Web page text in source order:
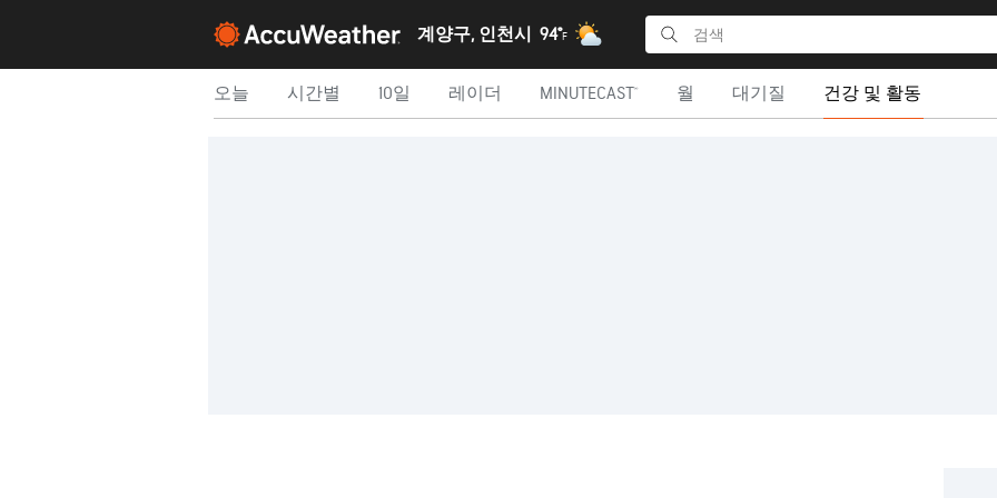
계양구, 인천시 94°F
오늘 시간별 10일 레이더 MINUTECAST® 월 대기질 건강 및 활동